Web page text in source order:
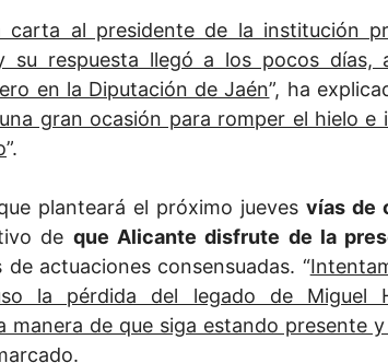
al presidente de la institución
su respuesta llegó a los pocos días,
en la Diputación de Jaén”, ha
gran ocasión para romper el hielo e
”.
planteará el próximo jueves vías de
de que Alicante disfrute de la
actuaciones consensuadas. “
la pérdida del legado de Miguel
manera de que siga estando presente